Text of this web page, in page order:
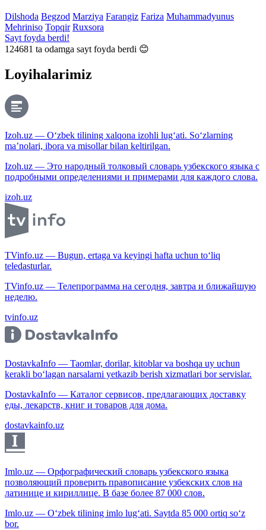
Dilshoda Begzod Marziya Farangiz Fariza Muhammadyunus
Mehriniso Topqir Ruxsora
Sayt foyda berdi!
124681 ta odamga sayt foyda berdi 😊
Loyihalarimiz
Izoh.uz — O‘zbek tilining xalqona izohli lug‘ati. So‘zlarning
ma’nolari, ibora va misollar bilan keltirilgan.
Izoh.uz — Это народный толковый словарь узбекского языка с
подробными определениями и примерами для каждого слова.
izoh.uz
TVinfo.uz — Bugun, ertaga va keyingi hafta uchun to‘liq
teledasturlar.
TVinfo.uz — Телепрограмма на сегодня, завтра и ближайшую
неделю.
tvinfo.uz
DostavkaInfo — Taomlar, dorilar, kitoblar va boshqa uy uchun
kerakli bo‘lagan narsalarni yetkazib berish xizmatlari bor servislar.
DostavkaInfo — Каталог сервисов, предлагающих доставку
еды, лекарств, книг и товаров для дома.
dostavkainfo.uz
Imlo.uz — Орфографический словарь узбекского языка
позволяющий проверить правописание узбекских слов на
латинице и кириллице. В базе более 87 000 слов.
Imlo.uz — O‘zbek tilining imlo lug‘ati. Saytda 85 000 ortiq so‘z
bor.